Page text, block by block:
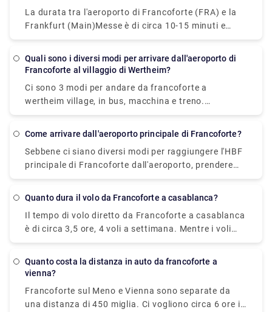
La durata tra l'aeroporto di Francoforte (FRA) e la
Frankfurt (Main)Messe è di circa 10-15 minuti e
distano circa 15 km l'una dall'altra. Il costo del
Quali sono i diversi modi per arrivare dall'aeroporto di
Francoforte al villaggio di Wertheim?
Ci sono 3 modi per andare da francoforte a
wertheim village, in bus, macchina e treno.
L'autobus impiega solitamente 2,5 ore per coprire la
alternativa è un treno che impiega 3 ore per coprire
la distanza e costa € 15- € 40. L'ultimo e
apparentemente il modo migliore per raggiungere il
villaggio di Wertheim da Francoforte è in auto. Il
costo approssimativo del carburante è di € 10 e
puoi anche prenotare in anticipo un taxi privato sul
nostro sito Web, ovvero Rydeu.
Come arrivare dall'aeroporto principale di Francoforte?
Sebbene ci siano diversi modi per raggiungere l'HBF
principale di Francoforte dall'aeroporto, prendere
l'autobus o guidare è il metodo migliore ed
coprire la distanza e ti costa € 2- € 10.
Quanto dura il volo da Francoforte a casablanca?
Il tempo di volo diretto da Francoforte a casablanca
è di circa 3,5 ore, 4 voli a settimana. Mentre i voli
con uno scalo di solito impiegano fino a sei ore per
Quanto costa la distanza in auto da francoforte a
vienna?
Francoforte sul Meno e Vienna sono separate da
una distanza di 450 miglia. Ci vogliono circa 6 ore in